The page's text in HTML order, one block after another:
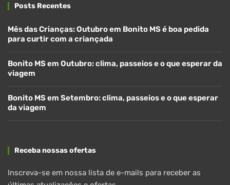
Posts Recentes
Mês das Crianças: Outubro em Bonito MS é boa pedida
para curtir com a criançada
Bonito MS em Outubro: clima, passeios e o que esperar da
viagem
Bonito MS em Setembro: clima, passeios e o que esperar
da viagem
Receba nossas ofertas
Inscreva-se em nossa lista de e-mails para receber as